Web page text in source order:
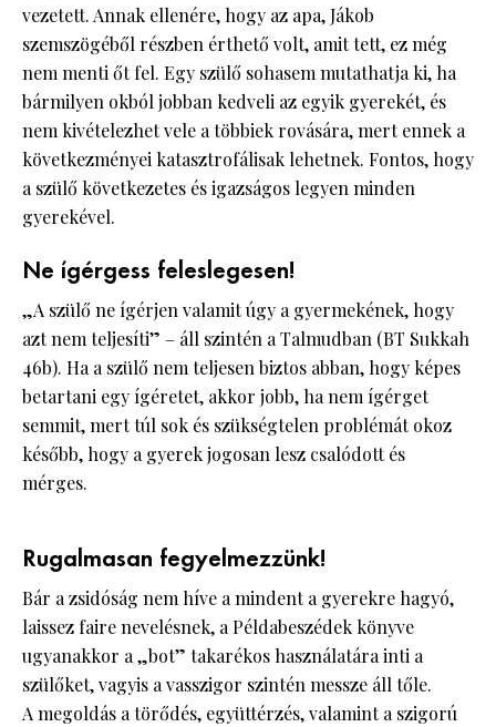
vezetett. Annak ellenére, hogy az apa, Jákob
szemszögéből részben érthető volt, amit tett, ez még
nem menti őt fel. Egy szülő sohasem mutathatja ki, ha
bármilyen okból jobban kedveli az egyik gyerekét, és
nem kivételezhet vele a többiek rovására, mert ennek a
következményei katasztrofálisak lehetnek. Fontos, hogy
a szülő következetes és igazságos legyen minden
gyerekével.
Ne ígérgess feleslegesen!
„A szülő ne ígérjen valamit úgy a gyermekének, hogy
azt nem teljesíti” – áll szintén a Talmudban (BT Sukkah
46b). Ha a szülő nem teljesen biztos abban, hogy képes
betartani egy ígéretet, akkor jobb, ha nem ígérget
semmit, mert túl sok és szükségtelen problémát okoz
később, hogy a gyerek jogosan lesz csalódott és
mérges.
Rugalmasan fegyelmezzünk!
Bár a zsidóság nem híve a mindent a gyerekre hagyó,
laissez faire nevelésnek, a Példabeszédek könyve
ugyanakkor a „bot” takarékos használatára inti a
szülőket, vagyis a vasszigor szintén messze áll tőle.
A megoldás a törődés, együttérzés, valamint a szigorú